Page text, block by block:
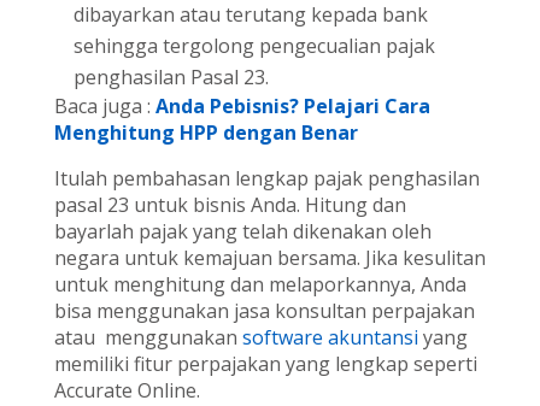
dibayarkan atau terutang kepada bank
sehingga tergolong pengecualian pajak
penghasilan Pasal 23.
Baca juga : Anda Pebisnis? Pelajari Cara
Menghitung HPP dengan Benar
Itulah pembahasan lengkap pajak penghasilan
pasal 23 untuk bisnis Anda. Hitung dan
bayarlah pajak yang telah dikenakan oleh
negara untuk kemajuan bersama. Jika kesulitan
untuk menghitung dan melaporkannya, Anda
bisa menggunakan jasa konsultan perpajakan
atau menggunakan software akuntansi yang
memiliki fitur perpajakan yang lengkap seperti
Accurate Online.